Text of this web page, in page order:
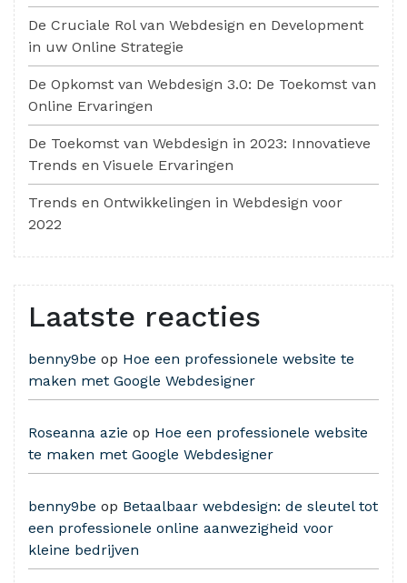
De Cruciale Rol van Webdesign en Development
in uw Online Strategie
De Opkomst van Webdesign 3.0: De Toekomst van
Online Ervaringen
De Toekomst van Webdesign in 2023: Innovatieve
Trends en Visuele Ervaringen
Trends en Ontwikkelingen in Webdesign voor
2022
Laatste reacties
benny9be op Hoe een professionele website te
maken met Google Webdesigner
Roseanna azie op Hoe een professionele website
te maken met Google Webdesigner
benny9be op Betaalbaar webdesign: de sleutel tot
een professionele online aanwezigheid voor
kleine bedrijven